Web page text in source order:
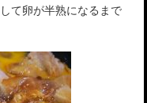
て卵が半熟になるまで